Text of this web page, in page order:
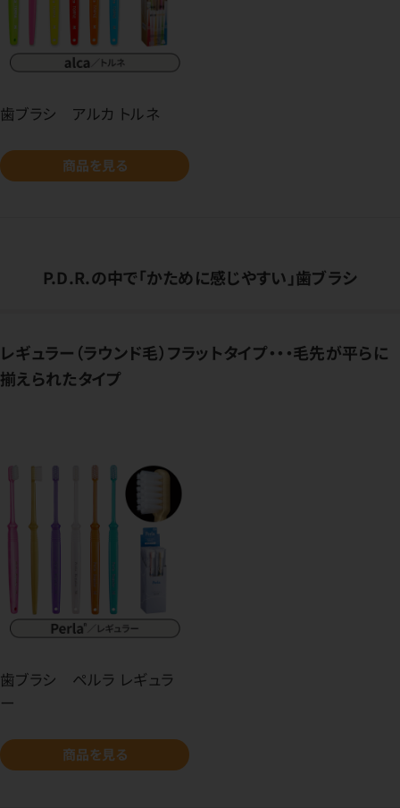
歯ブラシ アルカ トルネ
商品を見る
P.D.R.の中で「かために感じやすい」歯ブラシ
レギュラー（ラウンド毛）フラットタイプ・・・毛先が平らに
揃えられたタイプ
歯ブラシ ペルラ レギュラ
ー
商品を見る